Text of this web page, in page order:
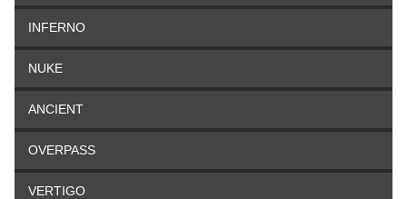
INFERNO
NUKE
ANCIENT
OVERPASS
VERTIGO